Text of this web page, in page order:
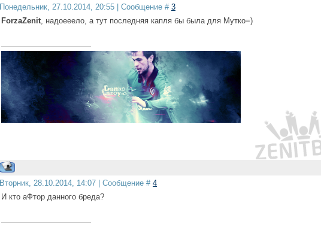
Понедельник, 27.10.2014, 20:55 | Сообщение # 3
ForzaZenit, надоееело, а тут последняя капля бы была для Мутко=)
Вторник, 28.10.2014, 14:07 | Сообщение # 4
И кто аФтор данного бреда?